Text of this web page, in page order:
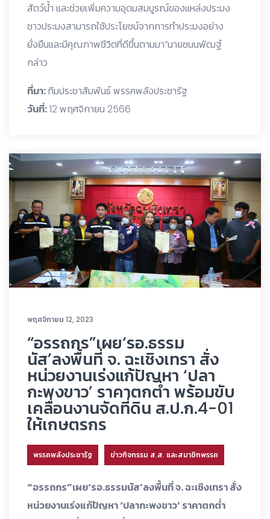
สัตว์น้ำ และช่วยเพิ่มความอุดมสมบูรณ์ของแหล่งประมง
ชาวประมงสามารถใช้ประโยชน์จากการทำประมงอย่าง
ยั่งยืนและมีคุณภาพชีวิตที่ดีขึ้นตามมา”นายชนนพัฒฐ์
กล่าว
ที่มา:ทีมประชาสัมพันธ์ พรรคพลังประชารัฐ
วันที่:12 พฤศจิกายน 2566
พฤศจิกายน 12, 2023
“อรรถกร”เผย‘รอ.ธรรม
นัส’ลงพื้นที่ จ. ฉะเชิงเทรา สั่ง
หน่วยงานเร่งแก้ปัญหา ‘ปลา
กะพงขาว’ ราคาตกต่ำ พร้อมขับ
เคลื่อนงานจัดที่ดิน ส.ป.ก.4-01
ให้เกษตรกร
พรรคพลังประชารัฐ ข่าวกิจกรรม ส.ส. และสมาชิกพรรค
“อรรถกร”เผย‘รอ.ธรรมนัส’ลงพื้นที่ จ. ฉะเชิงเทรา สั่ง
หน่วยงานเร่งแก้ปัญหา ‘ปลากะพงขาว’ ราคาตกต่ำ